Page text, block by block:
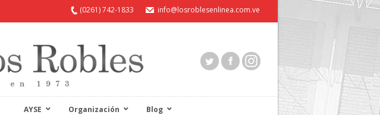
(0261) 742-1833 info@losroblesenlinea.com.ve
AYSE Organización Blog